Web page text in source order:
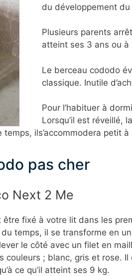
du développement
Plusieurs parents
atteint ses 3 ans ou
Le berceau cododo
classique. Inutile
Pour l’habituer à
Lorsqu’il est réveillé,
ils’accommodera petit à
pas cher
Next 2 Me
fixé à votre lit dans les
temps, il se transforme en
le côté avec un filet en
couleurs ; blanc, gris et rose. Il
ce qu’il atteint ses 9 kg.